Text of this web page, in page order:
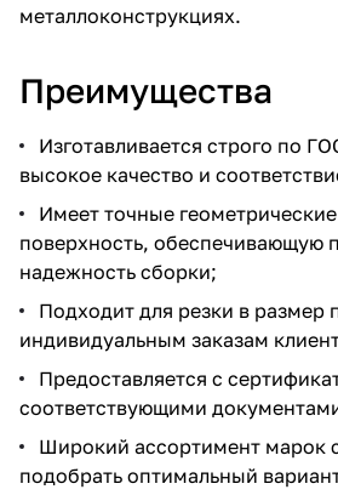
металлоконструкциях.
Преимущества
Изготавливается строго по
высокое качество и
Имеет точные
поверхность, обеспечивающую
надежность сборки;
Подходит для резки в размер
индивидуальным заказам
Предоставляется с
соответствующими
Широкий ассортимент марок
подобрать оптимальный